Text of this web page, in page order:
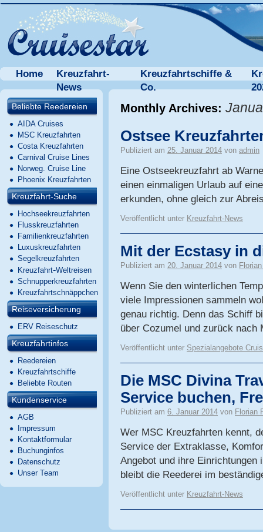
Home
Kreuzfahrt-
News
Kreuzfahrtschiffe &
Co.
Beliebte Reedereien
AIDA Cruises
MSC Kreuzfahrten
Costa Kreuzfahrten
Carnival Cruise Lines
Norweg. Cruise Line
Phoenix Kreuzfahrten
Kreuzfahrt-Suche
Hochseekreuzfahrten
Flusskreuzfahrten
Familienkreuzfahrten
Luxuskreuzfahrten
Segelkreuzfahrten
Kreuzfahrt-Weltreisen
Schnupperkreuzfahrten
Kreuzfahrtschnäppchen
Reiseversicherung
ERV Reiseschutz
Kreuzfahrtinfos
Reedereien
Kreuzfahrtschiffe
Beliebte Routen
Kundenservice
AGB
Impressum
Kontaktformular
Buchunginfos
Datenschutz
Unser Team
Monthly Archives:
Ostsee
Publiziert am 25. Januar 2014 von admin
Eine Ostseekreuzfahrt ab
einen einmaligen Urlaub auf
erkunden, ohne gleich zur
Veröffentlicht unter Kreuzfahrt-News
Mit der Ecstasy in
Publiziert am 20. Januar 2014 von
Wenn Sie den winterlichen
viele Impressionen sammeln
genau richtig. Denn das Schiff
über Cozumel und zurück
Veröffentlicht unter Spezialangebote
Die MSC Divina
Service buchen,
Publiziert am 6. Januar 2014 von Florian
Wer MSC Kreuzfahrten kennt,
Service der Extraklasse,
Angebot und ihre
bleibt die Reederei im
Veröffentlicht unter Kreuzfahrt-News